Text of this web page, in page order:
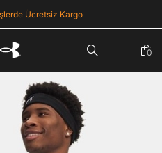
Ücretsiz Kargo
0